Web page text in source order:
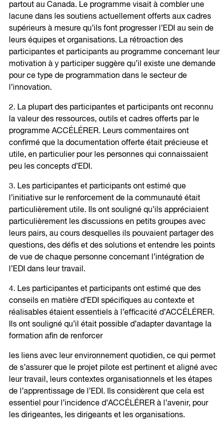
partout au Canada. Le programme visait à combler une
lacune dans les soutiens actuellement offerts aux cadres
supérieurs à mesure qu’ils font progresser l’EDI au sein de
leurs équipes et organisations. La rétroaction des
participantes et participants au programme concernant leur
motivation à y participer suggère qu’il existe une demande
pour ce type de programmation dans le secteur de
l’innovation.
2. La plupart des participantes et participants ont reconnu
la valeur des ressources, outils et cadres offerts par le
programme ACCÉLÉRER. Leurs commentaires ont
confirmé que la documentation offerte était précieuse et
utile, en particulier pour les personnes qui connaissaient
peu les concepts d’EDI.
3. Les participantes et participants ont estimé que
l’initiative sur le renforcement de la communauté était
particulièrement utile. Ils ont souligné qu’ils appréciaient
particulièrement les discussions en petits groupes avec
leurs pairs, au cours desquelles ils pouvaient partager des
questions, des défis et des solutions et entendre les points
de vue de chaque personne concernant l’intégration de
l’EDI dans leur travail.
4. Les participantes et participants ont estimé que des
conseils en matière d’EDI spécifiques au contexte et
réalisables étaient essentiels à l’efficacité d’ACCÉLÉRER.
Ils ont souligné qu’il était possible d’adapter davantage la
formation afin de renforcer
les liens avec leur environnement quotidien, ce qui permet
de s’assurer que le projet pilote est pertinent et aligné avec
leur travail, leurs contextes organisationnels et les étapes
de l’apprentissage de l’EDI. Ils considèrent que cela est
essentiel pour l’incidence d’ACCÉLÉRER à l’avenir, pour
les dirigeantes, les dirigeants et les organisations.